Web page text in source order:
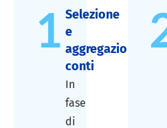
1 Selezione
e
aggregazione
conti
In
fase
di